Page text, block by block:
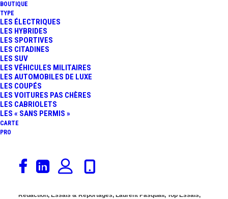
BOUTIQUE
TYPE
LES ÉLECTRIQUES
LES HYBRIDES
LES SPORTIVES
LES CITADINES
LES SUV
LES VÉHICULES MILITAIRES
LES AUTOMOBILES DE LUXE
LES COUPÉS
LES VOITURES PAS CHÈRES
LES CABRIOLETS
LES « SANS PERMIS »
CARTE
PRO
VIDÉO : PRÉSENTATION
DE LA NISSAN GT-R
NISMO GT3 2014 !
Rédaction, Essais & Reportages, Laurent Pasquali, Top Essais,